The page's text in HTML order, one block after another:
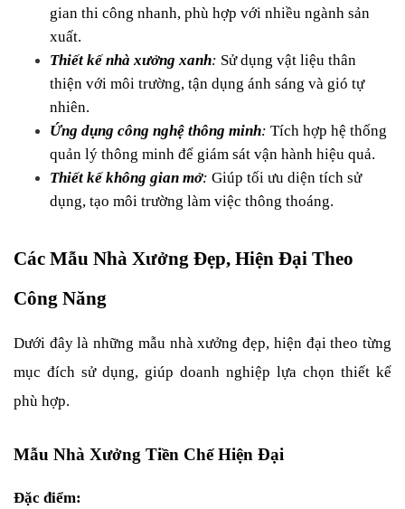
gian thi công nhanh, phù hợp với nhiều ngành sản
xuất.
Thiết kế nhà xưởng xanh: Sử dụng vật liệu thân
thiện với môi trường, tận dụng ánh sáng và gió tự
nhiên.
Ứng dụng công nghệ thông minh: Tích hợp hệ thống
quản lý thông minh để giám sát vận hành hiệu quả.
Thiết kế không gian mở: Giúp tối ưu diện tích sử
dụng, tạo môi trường làm việc thông thoáng.
Các Mẫu Nhà Xưởng Đẹp, Hiện Đại Theo
Công Năng
Dưới đây là những mẫu nhà xưởng đẹp, hiện đại theo từng
mục đích sử dụng, giúp doanh nghiệp lựa chọn thiết kế
phù hợp.
Mẫu Nhà Xưởng Tiền Chế Hiện Đại
Đặc điểm: